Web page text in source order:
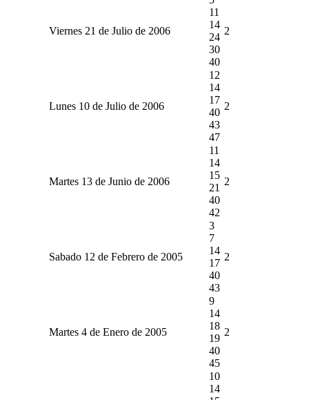
Viernes 21 de Julio de 2006
11
14
24
30
40
2
Lunes 10 de Julio de 2006
12
14
17
40
43
47
2
Martes 13 de Junio de 2006
11
14
15
21
40
42
2
Sabado 12 de Febrero de 2005
3
7
14
17
40
43
2
Martes 4 de Enero de 2005
9
14
18
19
40
45
2
10
14